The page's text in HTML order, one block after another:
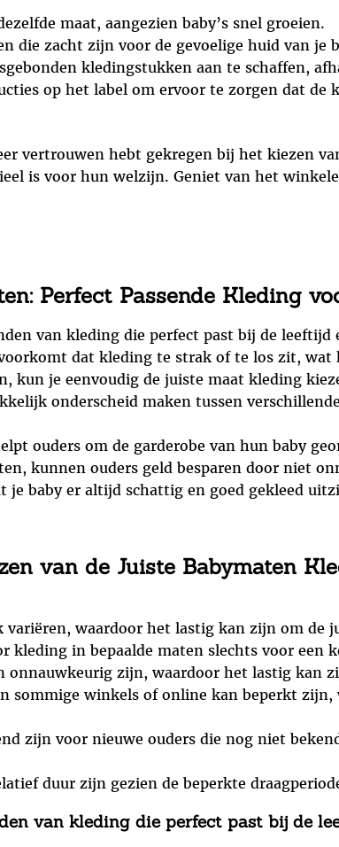
maat, aangezien baby’s snel groeien.
die zacht zijn voor de gevoelige huid van je
kledingstukken aan te schaffen,
op het label om ervoor te zorgen dat de
vertrouwen hebt gekregen bij het kiezen
is voor hun welzijn. Geniet van het
Perfect Passende Kleding
van kleding die perfect past bij de leeftijd
dat kleding te strak of te los zit, wat
kun je eenvoudig de juiste maat kleding
onderscheid maken tussen
ouders om de garderobe van hun baby
kunnen ouders geld besparen door niet
je baby er altijd schattig en goed gekleed
van de Juiste Babymaten
variëren, waardoor het lastig kan zijn om de
kleding in bepaalde maten slechts voor een
onnauwkeurig zijn, waardoor het lastig kan
sommige winkels of online kan beperkt
zijn voor nieuwe ouders die nog niet
duur zijn gezien de beperkte
van kleding die perfect past bij de